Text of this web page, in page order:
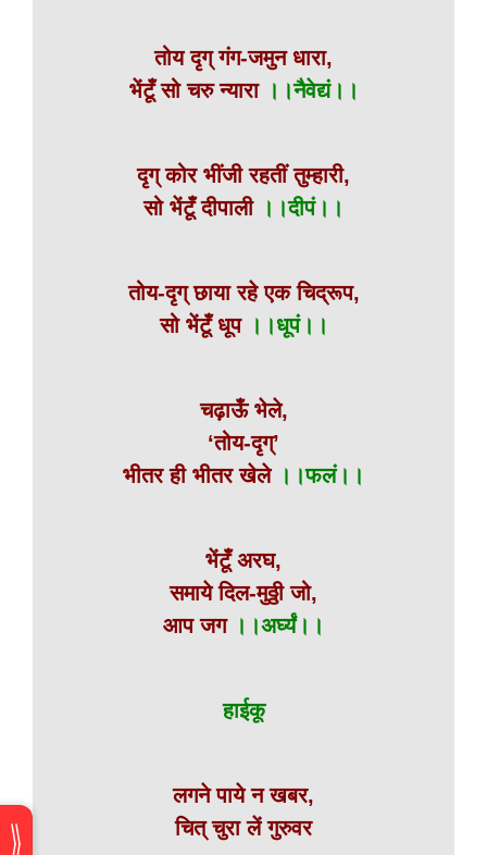
तोय दृग् गंग-जमुन धारा,
भेंटूँ सो चरु न्यारा ।।नैवेद्यं।।
दृग् कोर भींजी रहतीं तुम्हारी,
सो भेंटूँ दीपाली ।।दीपं।।
तोय-दृग् छाया रहे एक चिद्रूप,
सो भेंटूँ धूप ।।धूपं।।
चढ़ाऊँ भेले,
‘तोय-दृग्’
भीतर ही भीतर खेले ।।फलं।।
भेंटूँ अरघ,
समाये दिल-मुठ्ठी जो,
आप जग ।।अर्घ्यं।।
हाईकू
लगने पाये न खबर,
चित् चुरा लें गुरुवर